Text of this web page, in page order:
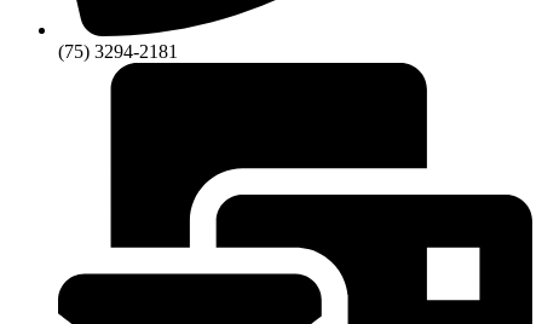
(75) 3294-2181